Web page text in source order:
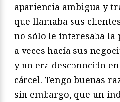
apariencia ambigua y
que llamaba sus
no sólo le interesaba
a veces hacía sus
y no era desconocido
cárcel. Tengo buenas
sin embargo, que un